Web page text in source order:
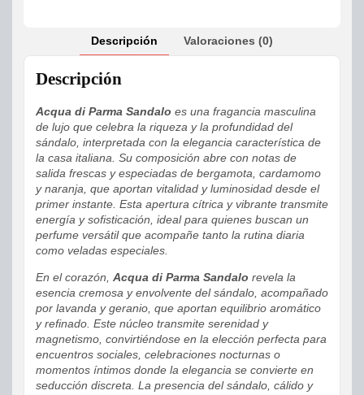
Descripción Valoraciones (0)
Descripción
Acqua di Parma Sandalo es una fragancia masculina
de lujo que celebra la riqueza y la profundidad del
sándalo, interpretada con la elegancia característica de
la casa italiana. Su composición abre con notas de
salida frescas y especiadas de bergamota, cardamomo
y naranja, que aportan vitalidad y luminosidad desde el
primer instante. Esta apertura cítrica y vibrante transmite
energía y sofisticación, ideal para quienes buscan un
perfume versátil que acompañe tanto la rutina diaria
como veladas especiales.
En el corazón, Acqua di Parma Sandalo revela la
esencia cremosa y envolvente del sándalo, acompañado
por lavanda y geranio, que aportan equilibrio aromático
y refinado. Este núcleo transmite serenidad y
magnetismo, convirtiéndose en la elección perfecta para
encuentros sociales, celebraciones nocturnas o
momentos íntimos donde la elegancia se convierte en
seducción discreta. La presencia del sándalo, cálido y